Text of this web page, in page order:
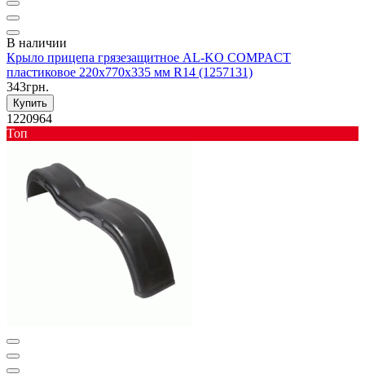
В наличии
Крыло прицепа грязезащитное AL-KO COMPACT
пластиковое 220x770x335 мм R14 (1257131)
343грн.
Купить
1220964
Toп